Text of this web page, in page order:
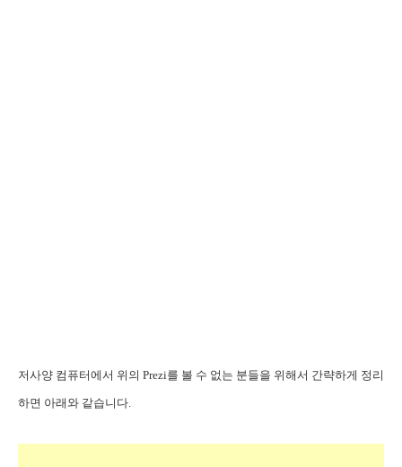
저사양 컴퓨터에서 위의 Prezi를 볼 수 없는 분들을 위해서 간략하게 정리
하면 아래와 같습니다.